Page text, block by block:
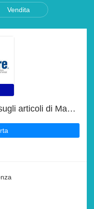
Vendita
Approfitta del 7% di sconto sugli articoli di Maggiore